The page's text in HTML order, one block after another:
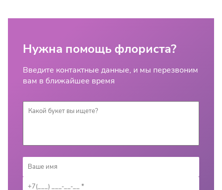
Нужна помощь флориста?
Введите контактные данные, и мы перезвоним
вам в ближайшее время